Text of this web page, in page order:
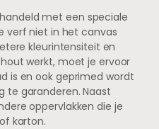
met een speciale
verf niet in het canvas
kleurintensiteit en
werkt, moet je ervoor
is en ook geprimed wordt
te garanderen. Naast
oppervlakken die je
karton.